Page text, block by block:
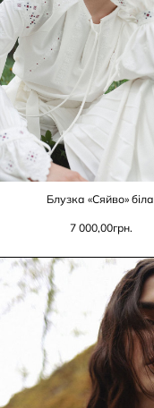
Блузка «Сяйво» біла
грн.
7 000,00